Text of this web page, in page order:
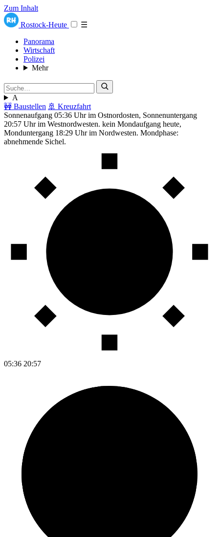
Zum Inhalt
Rostock-Heute
☰
Panorama
Wirtschaft
Polizei
Mehr
A
🚧 Baustellen 🚢 Kreuzfahrt
Sonnenaufgang 05:36 Uhr im Ostnordosten, Sonnenuntergang
20:57 Uhr im Westnordwesten. kein Mondaufgang heute,
Monduntergang 18:29 Uhr im Nordwesten. Mondphase:
abnehmende Sichel.
05:36 20:57